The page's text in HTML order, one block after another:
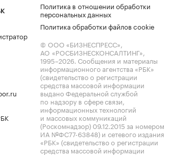
Политика в отношении обработки
персональных данных
Политика обработки файлов cookie
© ООО «БИЗНЕСПРЕСС»,
АО «РОСБИЗНЕСКОНСАЛТИНГ»,
1995–2026. Сообщения и материалы
информационного агентства «РБК»
(свидетельство о регистрации
средства массовой информации
выдано Федеральной службой
по надзору в сфере связи,
информационных технологий
и массовых коммуникаций
(Роскомнадзор) 09.12.2015 за номером
ИА №ФС77-63848) и сетевого издания
«РБК» (свидетельство о регистрации
средства массовой информации